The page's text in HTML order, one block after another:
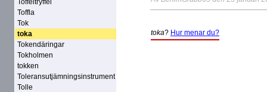
Toffeltryffel
Toffla
Tok
toka
Tokendäringar
Tokholmen
tokken
Toleransutjämningsinstrument
Tolle
toka? Hur menar du?